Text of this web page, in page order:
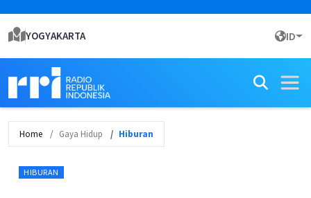
YOGYAKARTA ID
Home Gaya Hidup Hiburan
HIBURAN